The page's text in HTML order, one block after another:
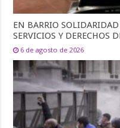
EN BARRIO
SERVICIOS Y DERECHOS
6 de agosto de 2026